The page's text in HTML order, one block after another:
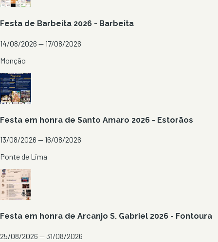
Festa de Barbeita 2026 - Barbeita
14/08/2026 — 17/08/2026
Monção
Festa em honra de Santo Amaro 2026 - Estorãos
13/08/2026 — 16/08/2026
Ponte de Lima
Festa em honra de Arcanjo S. Gabriel 2026 - Fontoura
25/08/2026 — 31/08/2026